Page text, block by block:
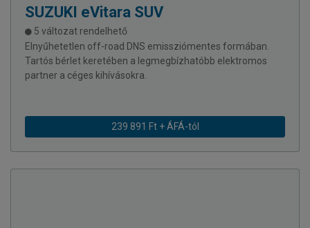
SUZUKI eVitara SUV
5 változat rendelhető
Elnyűhetetlen off-road DNS emissziómentes formában.
Tartós bérlet keretében a legmegbízhatóbb elektromos
partner a céges kihívásokra.
239 891 Ft + ÁFÁ-tól